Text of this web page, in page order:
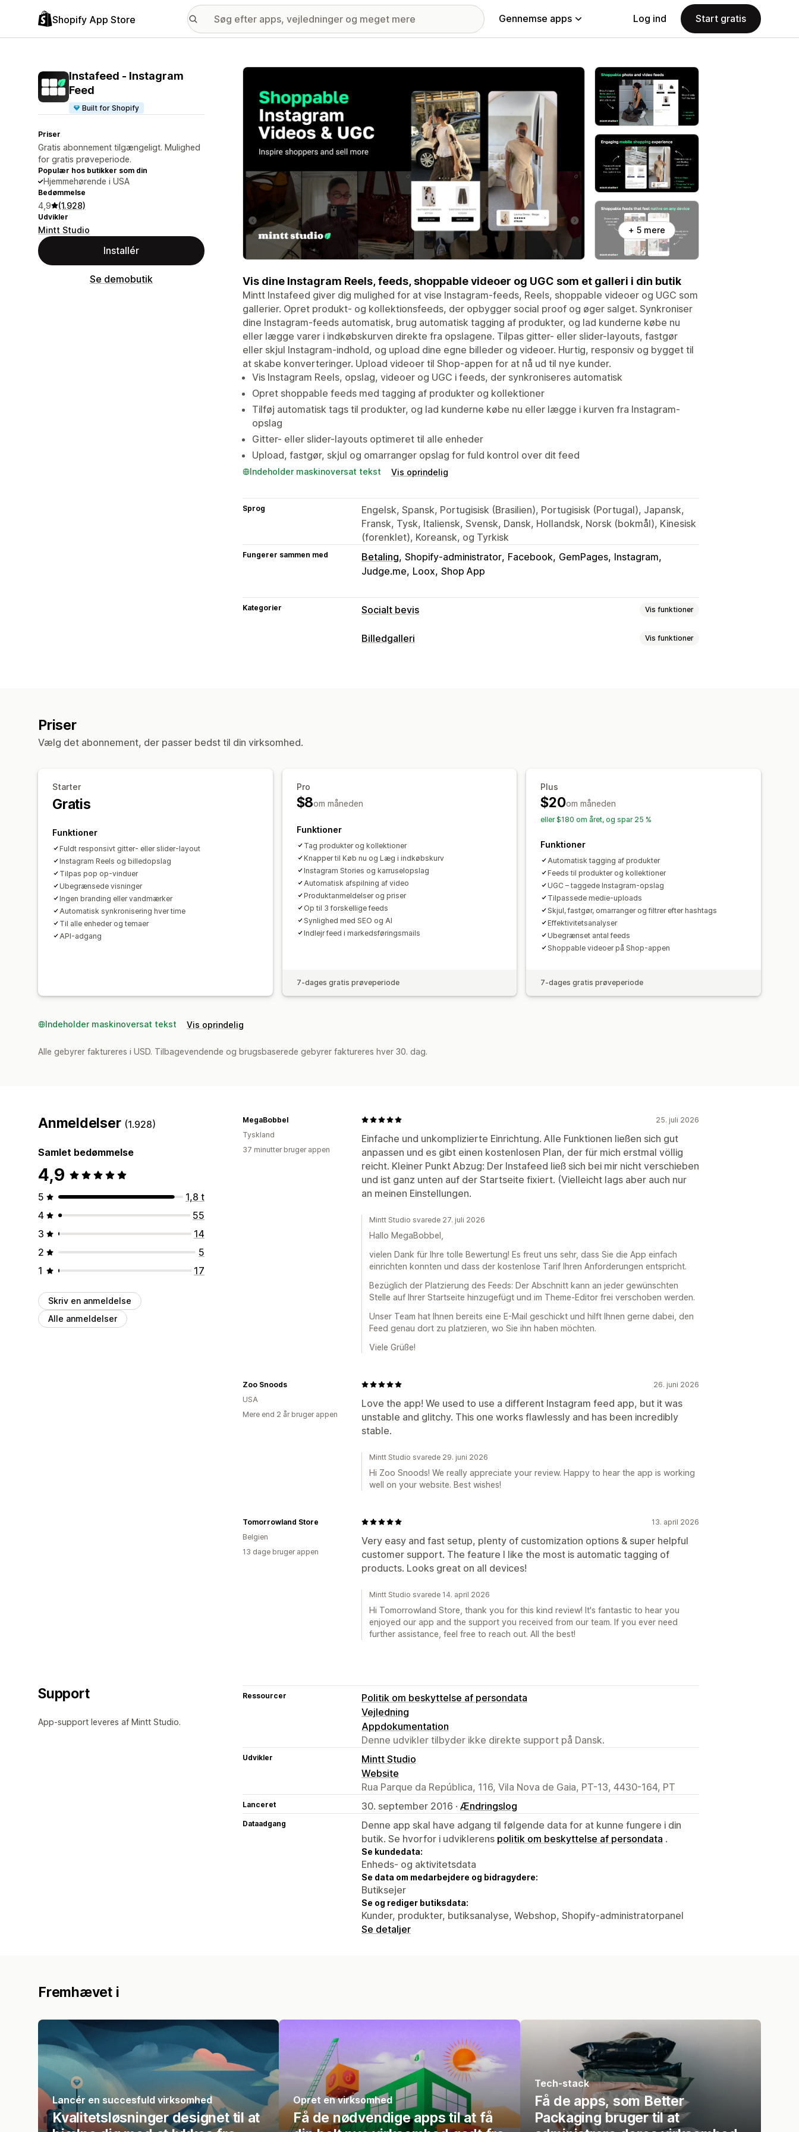
Shopify App Store Gennemse apps Log ind Start gratis
Instafeed ‑ Instagram
Feed
Built for Shopify
Priser
Gratis abonnement tilgængeligt. Mulighed
for gratis prøveperiode.
Populær hos butikker som din
Hjemmehørende i USA
Bedømmelse
4,9 (1.928)
Udvikler
Mintt Studio
Installér
Se demobutik
Galleri med udvalgte billeder
+ 5 mere
Vis dine Instagram Reels, feeds, shoppable videoer og UGC som et galleri i din butik
Mintt Instafeed giver dig mulighed for at vise Instagram-feeds, Reels, shoppable videoer og UGC som
gallerier. Opret produkt- og kollektionsfeeds, der opbygger social proof og øger salget. Synkroniser
dine Instagram-feeds automatisk, brug automatisk tagging af produkter, og lad kunderne købe nu
eller lægge varer i indkøbskurven direkte fra opslagene. Tilpas gitter- eller slider-layouts, fastgør
eller skjul Instagram-indhold, og upload dine egne billeder og videoer. Hurtig, responsiv og bygget til
at skabe konverteringer. Upload videoer til Shop-appen for at nå ud til nye kunder.
Vis Instagram Reels, opslag, videoer og UGC i feeds, der synkroniseres automatisk
Opret shoppable feeds med tagging af produkter og kollektioner
Tilføj automatisk tags til produkter, og lad kunderne købe nu eller lægge i kurven fra Instagram-
opslag
Gitter- eller slider-layouts optimeret til alle enheder
Upload, fastgør, skjul og omarranger opslag for fuld kontrol over dit feed
Indeholder maskinoversat tekst Vis oprindelig
Sprog
Engelsk, Spansk, Portugisisk (Brasilien), Portugisisk (Portugal), Japansk,
Fransk, Tysk, Italiensk, Svensk, Dansk, Hollandsk, Norsk (bokmål), Kinesisk
(forenklet), Koreansk, og Tyrkisk
Fungerer sammen med Betaling Shopify-administrator Facebook GemPages Instagram
Judge.me Loox Shop App
Kategorier Socialt bevis Vis funktioner
Indholdstyper
Billedgalleri Vis funktioner
Priser
Vælg det abonnement, der passer bedst til din virksomhed.
Starter
Gratis
Funktioner
Fuldt responsivt gitter- eller slider-layout
Instagram Reels og billedopslag
Tilpas pop op-vinduer
Ubegrænsede visninger
Ingen branding eller vandmærker
Automatisk synkronisering hver time
Til alle enheder og temaer
API-adgang
Pro
$8om måneden
Funktioner
Tag produkter og kollektioner
Knapper til Køb nu og Læg i indkøbskurv
Instagram Stories og karruselopslag
Automatisk afspilning af video
Produktanmeldelser og priser
Op til 3 forskellige feeds
Synlighed med SEO og AI
Indlejr feed i markedsføringsmails
7-dages gratis prøveperiode
Plus
$20om måneden
eller $180 om året, og spar 25 %
Funktioner
Automatisk tagging af produkter
Feeds til produkter og kollektioner
UGC – taggede Instagram-opslag
Tilpassede medie-uploads
Skjul, fastgør, omarranger og filtrer efter hashtags
Effektivitetsanalyser
Ubegrænset antal feeds
Shoppable videoer på Shop-appen
7-dages gratis prøveperiode
Indeholder maskinoversat tekst Vis oprindelig
Alle gebyrer faktureres i USD. Tilbagevendende og brugsbaserede gebyrer faktureres hver 30. dag.
Anmeldelser (1.928)
Samlet bedømmelse
4,9
5
1,8 t
4
55
3
14
2
5
1
17
Skriv en anmeldelse
Alle anmeldelser
25. juli 2026
Einfache und unkomplizierte Einrichtung. Alle Funktionen ließen sich gut
anpassen und es gibt einen kostenlosen Plan, der für mich erstmal völlig
reicht. Kleiner Punkt Abzug: Der Instafeed ließ sich bei mir nicht verschieben
und ist ganz unten auf der Startseite fixiert. (Vielleicht lags aber auch nur
an meinen Einstellungen.
MegaBobbel
Tyskland
37 minutter bruger appen
Mintt Studio svarede 27. juli 2026
Hallo MegaBobbel,
vielen Dank für Ihre tolle Bewertung! Es freut uns sehr, dass Sie die App einfach
einrichten konnten und dass der kostenlose Tarif Ihren Anforderungen entspricht.
Bezüglich der Platzierung des Feeds: Der Abschnitt kann an jeder gewünschten
Stelle auf Ihrer Startseite hinzugefügt und im Theme-Editor frei verschoben werden.
Unser Team hat Ihnen bereits eine E-Mail geschickt und hilft Ihnen gerne dabei, den
Feed genau dort zu platzieren, wo Sie ihn haben möchten.
Viele Grüße!
26. juni 2026
Love the app! We used to use a different Instagram feed app, but it was
unstable and glitchy. This one works flawlessly and has been incredibly
stable.
Zoo Snoods
USA
Mere end 2 år bruger appen
Mintt Studio svarede 29. juni 2026
Hi Zoo Snoods! We really appreciate your review. Happy to hear the app is working
well on your website. Best wishes!
13. april 2026
Very easy and fast setup, plenty of customization options & super helpful
customer support. The feature I like the most is automatic tagging of
products. Looks great on all devices!
Tomorrowland Store
Belgien
13 dage bruger appen
Mintt Studio svarede 14. april 2026
Hi Tomorrowland Store, thank you for this kind review! It's fantastic to hear you
enjoyed our app and the support you received from our team. If you ever need
further assistance, feel free to reach out. All the best!
Support
App-support leveres af Mintt Studio.
Ressourcer
Politik om beskyttelse af persondata
Vejledning
Appdokumentation
Denne udvikler tilbyder ikke direkte support på Dansk.
Udvikler
Mintt Studio
Website
Rua Parque da República, 116, Vila Nova de Gaia, PT-13, 4430-164, PT
Lanceret 30. september 2016 · Ændringslog
Dataadgang
Denne app skal have adgang til følgende data for at kunne fungere i din
butik. Se hvorfor i udviklerens politik om beskyttelse af persondata .
Se kundedata:
Enheds- og aktivitetsdata
Se data om medarbejdere og bidragydere:
Butiksejer
Se og rediger butiksdata:
Kunder, produkter, butiksanalyse, Webshop, Shopify-administratorpanel
Se detaljer
Fremhævet i
Lancér en succesfuld virksomhed
Kvalitetsløsninger designet til at
Opret en virksomhed
Få de nødvendige apps til at få
Tech-stack
Få de apps, som Better
Packaging bruger til at